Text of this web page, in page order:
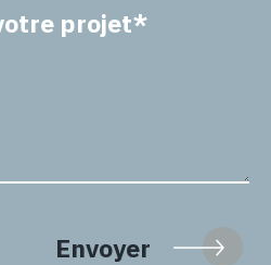
projet*
Envoyer